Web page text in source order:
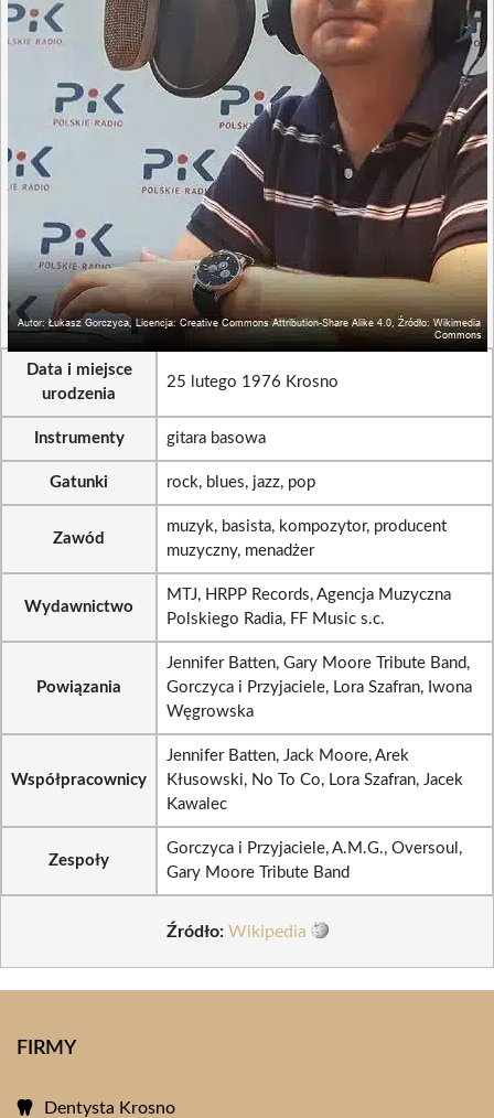
Data i miejsce
urodzenia
25 lutego 1976 Krosno
Instrumenty gitara basowa
Gatunki rock, blues, jazz, pop
Zawód
muzyk, basista, kompozytor, producent
muzyczny, menadżer
Wydawnictwo
MTJ, HRPP Records, Agencja Muzyczna
Polskiego Radia, FF Music s.c.
Powiązania
Jennifer Batten, Gary Moore Tribute Band,
Gorczyca i Przyjaciele, Lora Szafran, Iwona
Węgrowska
Współpracownicy
Jennifer Batten, Jack Moore, Arek
Kłusowski, No To Co, Lora Szafran, Jacek
Kawalec
Zespoły
Gorczyca i Przyjaciele, A.M.G., Oversoul,
Gary Moore Tribute Band
Źródło: Wikipedia
FIRMY
Dentysta Krosno